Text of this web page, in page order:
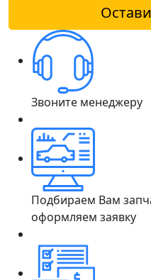
Звоните менеджеру
Подбираем Вам
оформляем заявку